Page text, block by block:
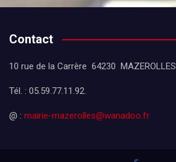
Contact
10 rue de la Carrère 64230 MAZEROLLES
Tél. : 05.59.77.11.92.
@ : mairie-mazerolles@wanadoo.fr